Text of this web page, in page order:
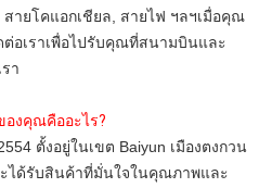
ายโคแอกเชียล, สายไฟ ฯลฯเมื่อคุณ
อเราเพื่อไปรับคุณที่สนามบินและ
า
องคุณคืออะไร?
ตั้งอยู่ในเขต Baiyun เมืองตงกวน
ได้รับสินค้าที่มั่นใจในคุณภาพและ